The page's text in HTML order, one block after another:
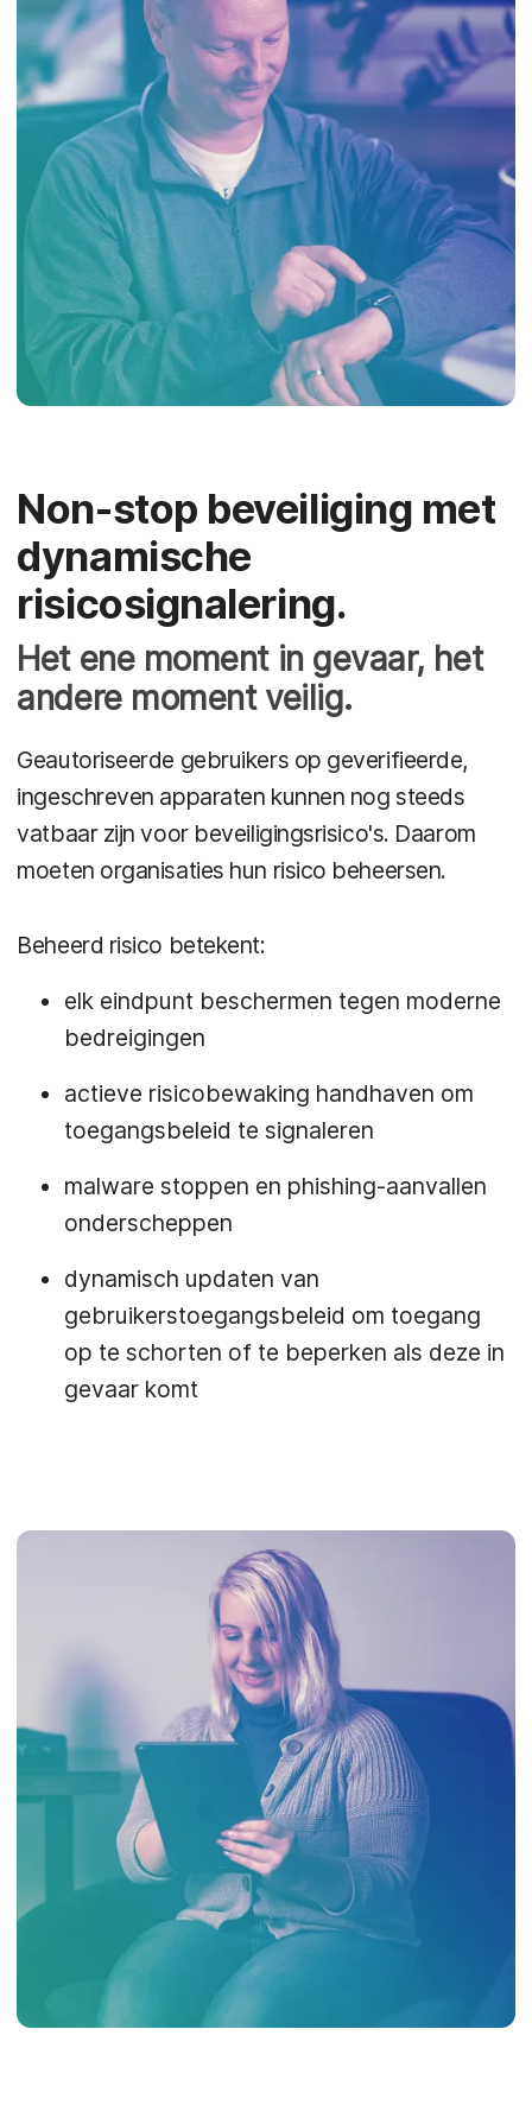
Non-stop beveiliging met
dynamische
risicosignalering.
Het ene moment in gevaar, het
andere moment veilig.
Geautoriseerde gebruikers op geverifieerde,
ingeschreven apparaten kunnen nog steeds
vatbaar zijn voor beveiligingsrisico's. Daarom
moeten organisaties hun risico beheersen.
Beheerd risico betekent:
elk eindpunt beschermen tegen moderne
bedreigingen
actieve risicobewaking handhaven om
toegangsbeleid te signaleren
malware stoppen en phishing-aanvallen
onderscheppen
dynamisch updaten van
gebruikerstoegangsbeleid om toegang
op te schorten of te beperken als deze in
gevaar komt